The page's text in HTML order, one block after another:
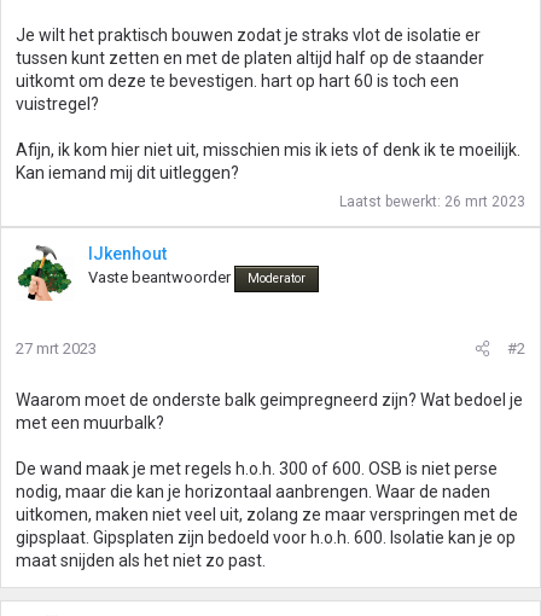
Je wilt het praktisch bouwen zodat je straks vlot de isolatie er
tussen kunt zetten en met de platen altijd half op de staander
uitkomt om deze te bevestigen. hart op hart 60 is toch een
vuistregel?
Afijn, ik kom hier niet uit, misschien mis ik iets of denk ik te moeilijk.
Kan iemand mij dit uitleggen?
Laatst bewerkt: 26 mrt 2023
IJkenhout
Vaste beantwoorder Moderator
27 mrt 2023 #2
Waarom moet de onderste balk geimpregneerd zijn? Wat bedoel je
met een muurbalk?
De wand maak je met regels h.o.h. 300 of 600. OSB is niet perse
nodig, maar die kan je horizontaal aanbrengen. Waar de naden
uitkomen, maken niet veel uit, zolang ze maar verspringen met de
gipsplaat. Gipsplaten zijn bedoeld voor h.o.h. 600. Isolatie kan je op
maat snijden als het niet zo past.